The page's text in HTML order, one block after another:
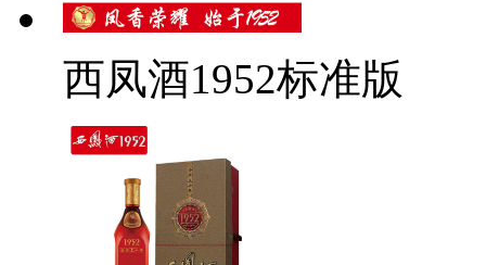
西凤酒1952标准版